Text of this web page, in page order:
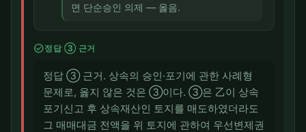
면 단순승인 의제 — 옳음.
check_circle정답 ③ 근거
정답 ③ 근거. 상속의 승인·포기에 관한 사례형
문제로, 옳지 않은 것은 ③이다. ③은 乙이 상속
포기신고 후 상속재산인 토지를 매도하였더라도
그 매매대금 전액을 위 토지에 관하여 우선변제권